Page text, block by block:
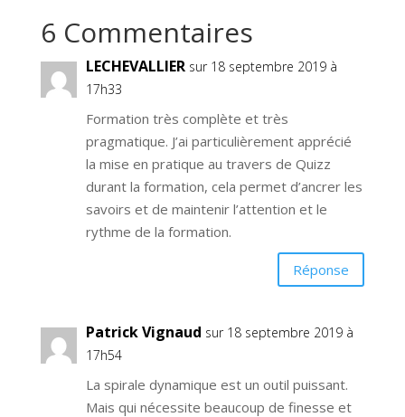
6 Commentaires
LECHEVALLIER sur 18 septembre 2019 à
17h33
Formation très complète et très
pragmatique. J’ai particulièrement apprécié
la mise en pratique au travers de Quizz
durant la formation, cela permet d’ancrer les
savoirs et de maintenir l’attention et le
rythme de la formation.
Réponse
Patrick Vignaud sur 18 septembre 2019 à
17h54
La spirale dynamique est un outil puissant.
Mais qui nécessite beaucoup de finesse et